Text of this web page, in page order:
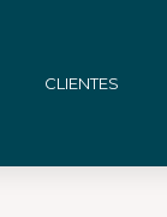
CLIENTES